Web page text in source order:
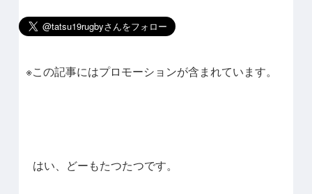
※この記事にはプロモーションが含まれています。
はい、どーもたつたつです。